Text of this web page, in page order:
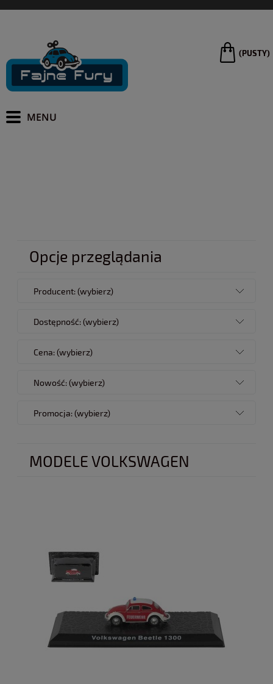
(PUSTY)
Opcje przeglądania
Producent: (wybierz)
Dostępność: (wybierz)
Cena: (wybierz)
Nowość: (wybierz)
Promocja: (wybierz)
MODELE VOLKSWAGEN